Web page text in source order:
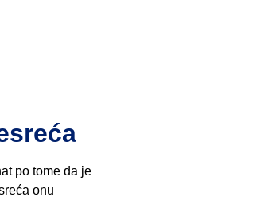
po tome da je
onu